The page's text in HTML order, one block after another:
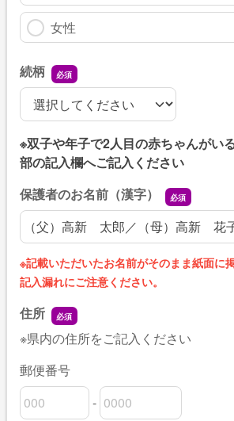
女性
続柄
続柄
※双子や年子で2人目の赤ちゃんがい
部の記入欄へご記入ください
保護者のお名前（漢字）
保護者のお名前（漢字）
※記載いただいたお名前がそのまま紙面に
記入漏れにご注意ください。
住所
※県内の住所をご記入ください
郵便番号
郵便番号の上3桁
-
郵便番号の下4桁